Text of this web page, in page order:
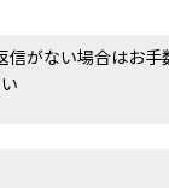
がない場合はお手